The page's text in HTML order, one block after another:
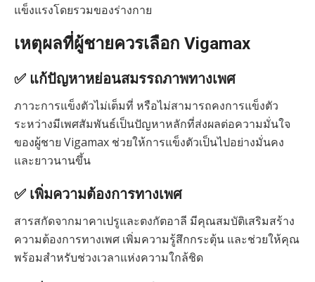
แข็งแรงโดยรวมของร่างกาย
เหตุผลที่ผู้ชายควรเลือก Vigamax
✅ แก้ปัญหาหย่อนสมรรถภาพทางเพศ
ภาวะการแข็งตัวไม่เต็มที่ หรือไม่สามารถคงการแข็งตัว
ระหว่างมีเพศสัมพันธ์เป็นปัญหาหลักที่ส่งผลต่อความมั่นใจ
ของผู้ชาย Vigamax ช่วยให้การแข็งตัวเป็นไปอย่างมั่นคง
และยาวนานขึ้น
✅ เพิ่มความต้องการทางเพศ
สารสกัดจากมาคาเปรูและตงกัตอาลี มีคุณสมบัติเสริมสร้าง
ความต้องการทางเพศ เพิ่มความรู้สึกกระตุ้น และช่วยให้คุณ
พร้อมสำหรับช่วงเวลาแห่งความใกล้ชิด